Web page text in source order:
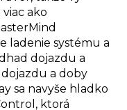
ako
ladenie systému a
dojazdu a
a doby
sa navyše hladko
ktorá